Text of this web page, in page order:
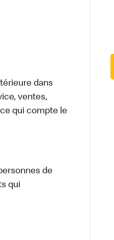
dans
ventes,
qui compte le
de
qui